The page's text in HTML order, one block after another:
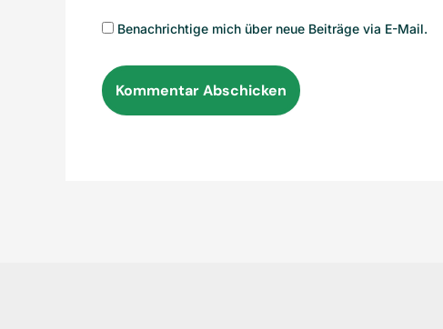
Benachrichtige mich über neue Beiträge via E-Mail.